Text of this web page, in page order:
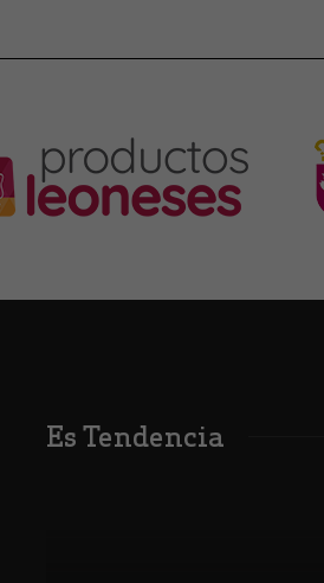
Es Tendencia